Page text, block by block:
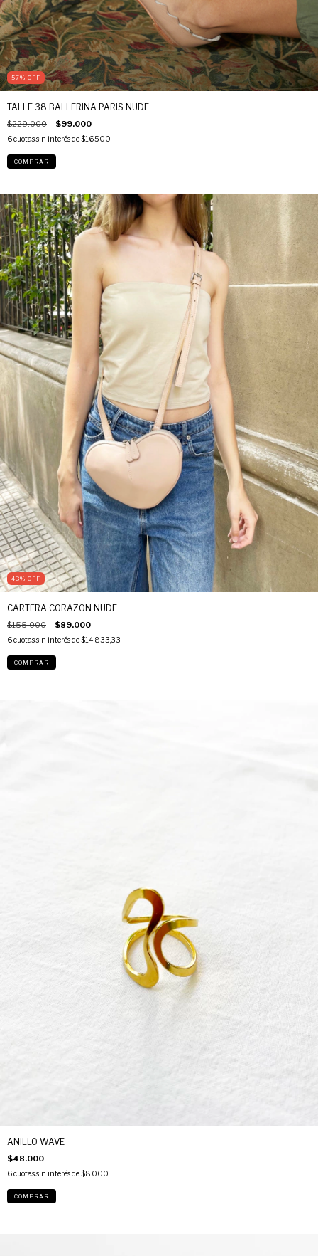
57% OFF
TALLE 38 BALLERINA PARIS NUDE
$229.000 $99.000
6cuotas sin interés de$16.500
COMPRAR
43% OFF
CARTERA CORAZON NUDE
$155.000 $89.000
6cuotas sin interés de$14.833,33
ANILLO WAVE
$48.000
6cuotas sin interés de$8.000